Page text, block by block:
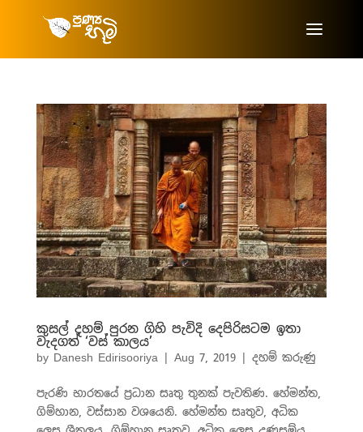
කුසල් දහම් පුරන ගිහි පැවිදි දෙපිරිසටම ඉතා
වැදගත් ‘වස් කාලය’
by Danesh Edirisooriya| Aug 7, 2019| දහම් කරුණු
පැරණි භාරතයේ ප‍්‍රධාන සෘතු තුනක් පැවතිණ. හේමන්ත,
ගිම්හාන, වස්සාන වශයෙනි. හේමන්ත සෘතුව, අධික